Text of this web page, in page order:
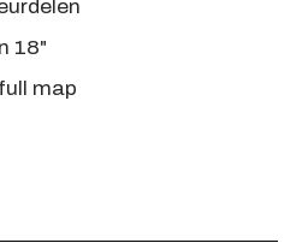
18"
map